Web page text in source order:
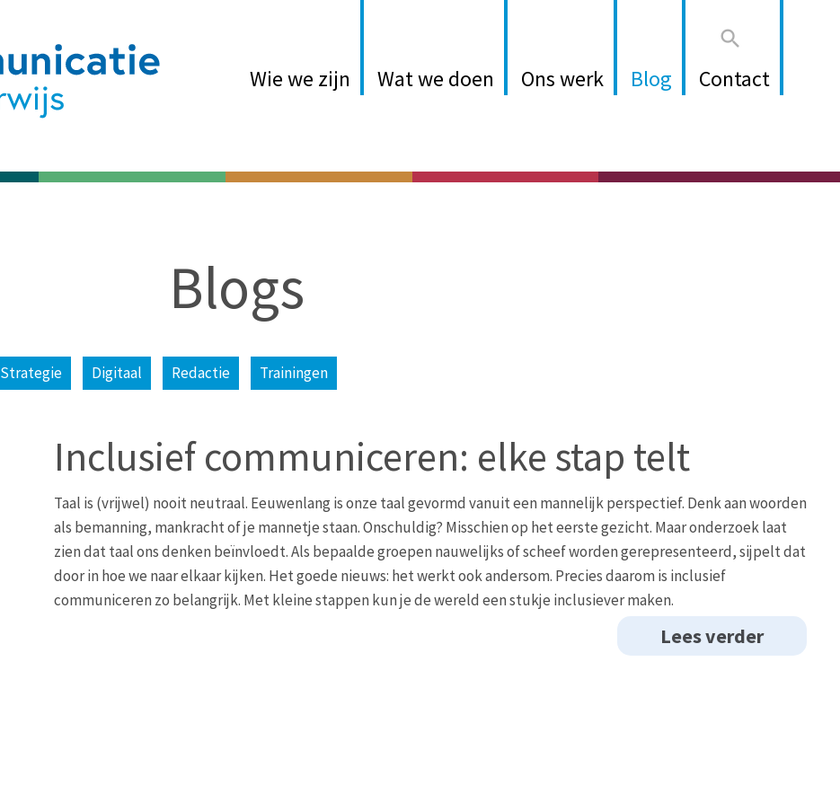

Wie we zijn Wat we doen Ons werk Blog Contact
Blogs
Strategie Digitaal Redactie Trainingen
Inclusief communiceren: elke stap telt
Taal is (vrijwel) nooit neutraal. Eeuwenlang is onze taal gevormd vanuit een mannelijk perspectief. Denk aan woorden
als bemanning, mankracht of je mannetje staan. Onschuldig? Misschien op het eerste gezicht. Maar onderzoek laat
zien dat taal ons denken beïnvloedt. Als bepaalde groepen nauwelijks of scheef worden gerepresenteerd, sijpelt dat
door in hoe we naar elkaar kijken. Het goede nieuws: het werkt ook andersom. Precies daarom is inclusief
communiceren zo belangrijk. Met kleine stappen kun je de wereld een stukje inclusiever maken.
Lees verder